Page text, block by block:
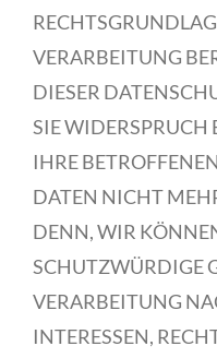
VERARBEITUNG
DIESER
SIE WIDERSPRUCH
IHRE
DATEN NICHT
DENN, WIR
SCHUTZWÜRDIGE
VERARBEITUNG
INTERESSEN,